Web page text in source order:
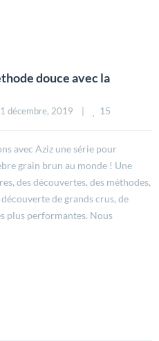
douce avec la
décembre, 2019 15
avec Aziz une série pour
grain brun au monde ! Une
des découvertes, des méthodes,
de grands crus, de
plus performantes. Nous